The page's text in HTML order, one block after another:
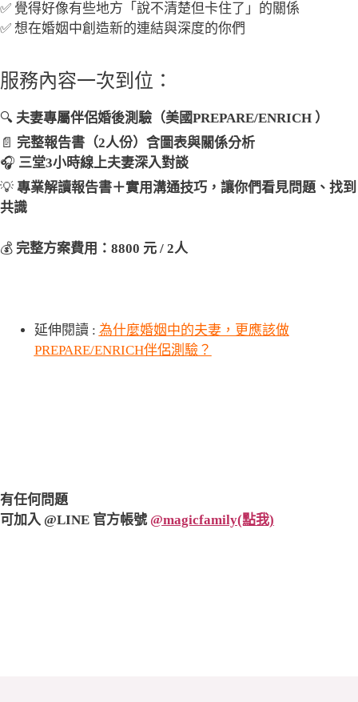
✅ 覺得好像有些地方「說不清楚但卡住了」的關係
✅ 想在婚姻中創造新的連結與深度的你們
服務內容一次到位：
🔍 夫妻專屬伴侶婚後測驗（美國PREPARE/ENRICH ）
📄 完整報告書（2人份）含圖表與關係分析
🎧 三堂3小時線上夫妻深入對談
💡 專業解讀報告書＋實用溝通技巧，讓你們看見問題、找到
共識
💰 完整方案費用：8800 元 / 2人
延伸閱讀 : 為什麼婚姻中的夫妻，更應該做
PREPARE/ENRICH伴侶測驗？
有任何問題
可加入 @LINE 官方帳號 @magicfamily(點我)